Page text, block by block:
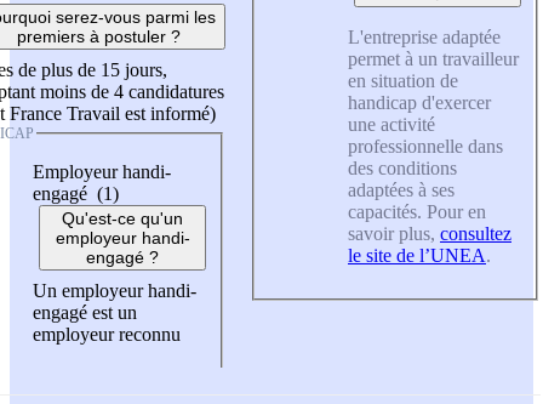
serez-vous parmi les
premiers à postuler ?
de plus de 15 jours,
moins de 4 candidatures
France Travail est informé)
Employeur handi-
engagé (1)
Qu'est-ce qu'un
employeur handi-
engagé ?
Un employeur handi-
engagé est un
employeur reconnu
L'entreprise adaptée
permet à un travailleur
en situation de
handicap d'exercer
une activité
professionnelle dans
des conditions
adaptées à ses
capacités. Pour en
savoir plus, consultez
le site de l’UNEA.